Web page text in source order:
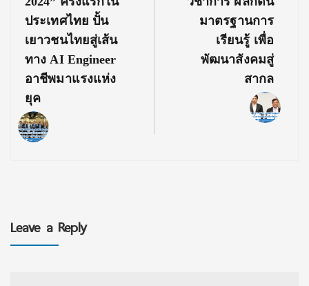
ประเทศไทย ปั้น
เยาวชนไทยสู่เส้น
ทาง AI Engineer
อาชีพมาแรงแห่ง
ยุค
มาตรฐานการ
เรียนรู้ เพื่อ
พัฒนาสังคมสู่
สากล
Leave a Reply